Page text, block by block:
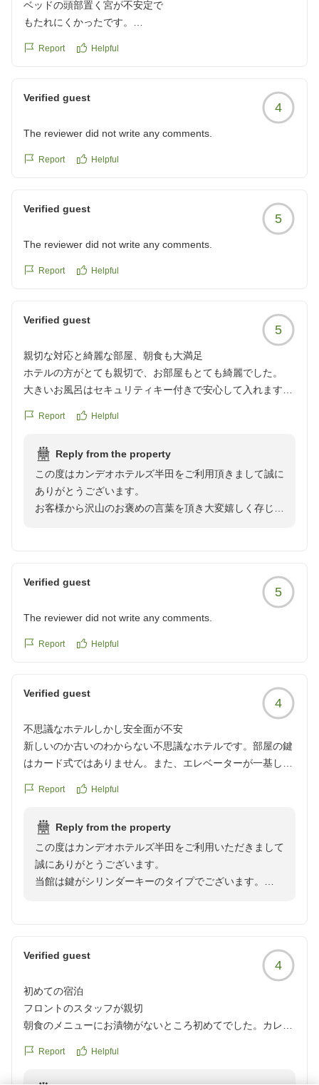
ベッドの頭部置く宮が不安定で
もたれにくかったです。
https://review.travel.rakuten.co.jp/hotel/voice/70795?
Report Helpful
Verified guest
4
The reviewer did not write any comments.
Report Helpful
Verified guest
5
The reviewer did not write any comments.
Report Helpful
Verified guest
5
親切な対応と綺麗な部屋、朝食も大満足
ホテルの方がとても親切で、お部屋もとても綺麗でした。
大きいお風呂はセキュリティキー付きで安心して入れます。
ホテルまでの道に大きめのスーパーもありとても便利です。
クチコミの詳細はこちらから
https://review.travel.rakuten.co.jp/hotel/voice/70795?
reviewId=33123478344947
Report Helpful
Reply from the property
この度はカンデオホテルズ半田をご利用頂きまして誠に
ありがとうございます。
お客様から沢山のお褒めの言葉を頂き大変嬉しく存じま
ただけたら幸いです。
今後もまた利用したいと思っていただけるようサービス
ります。
Verified guest
5
The reviewer did not write any comments.
Report Helpful
Verified guest
4
不思議なホテルしかし安全面が不安
新しいのか古いのわからない不思議なホテルです。部屋の鍵
はカード式ではありません。また、エレベーターが一基しか
と言っていました)。そして階段は、夜中は使えないので
す。一方、11階の大風呂という中風呂や、露天風呂の設置に
は、企業努力を大変感じます。素晴らしいです。個人的には
部屋の机が大きく仕事しやすかったのはありがかったです。
安全面を考えると心配ですが、また宿泊を考えたいホテルで
https://review.travel.rakuten.co.jp/hotel/voice/70795?
Report Helpful
Reply from the property
この度はカンデオホテルズ半田をご利用いただきまして
誠にありがとうございます。
当館は鍵がシリンダーキーのタイプでございます。
コーヒーはお部屋にご用意していないのですがフロント
にてドリップコーヒーはご用意しておりますのでお気軽
にフロントスタッフまでお声掛け下さいませ。
お客様にまたお会いできる日を楽しみにお待ちいたして
おります。
Verified guest
4
初めての宿泊
フロントのスタッフが親切
朝食のメニューにお漬物がないところ初めてでした。カレー
あとは何も問題なしです。
Report Helpful